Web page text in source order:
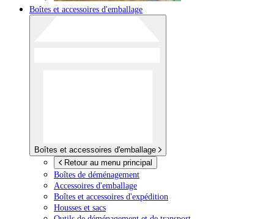
Boîtes et accessoires d'emballage
Boîtes et accessoires d'emballage
Retour au menu principal
Boîtes de déménagement
Accessoires d'emballage
Boîtes et accessoires d'expédition
Housses et sacs